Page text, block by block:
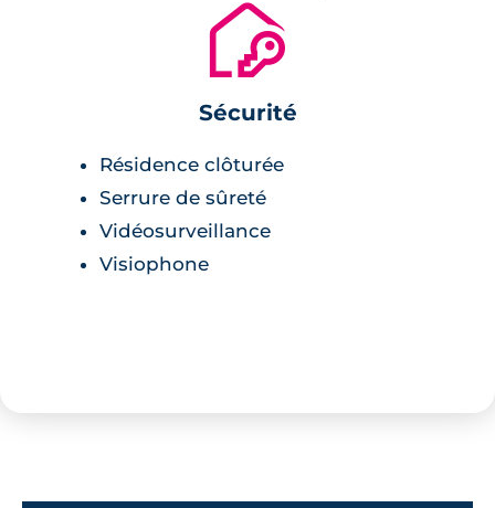
🔐
Sécurité
Résidence clôturée
Serrure de sûreté
Vidéosurveillance
Visiophone